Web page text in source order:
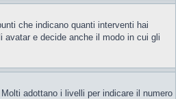
che indicano quanti interventi hai
avatar e decide anche il modo in cui gli
adottano i livelli per indicare il numero